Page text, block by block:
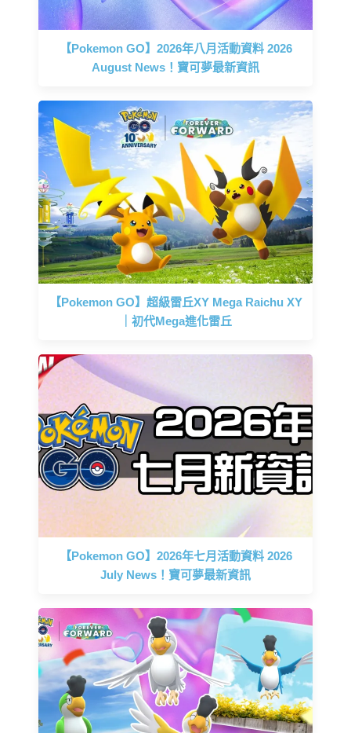
【Pokemon GO】2026年八月活動資料 2026
August News！寶可夢最新資訊
【Pokemon GO】超級雷丘XY Mega Raichu XY
｜初代Mega進化雷丘
【Pokemon GO】2026年七月活動資料 2026
July News！寶可夢最新資訊